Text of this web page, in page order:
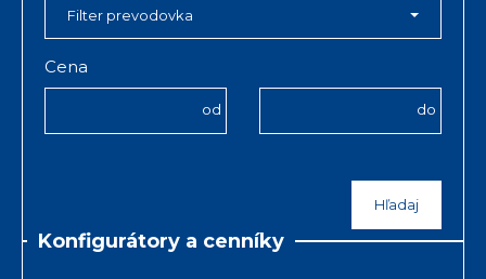
Filter prevodovka
Cena
od do
Hľadaj
Konfigurátory a cenníky